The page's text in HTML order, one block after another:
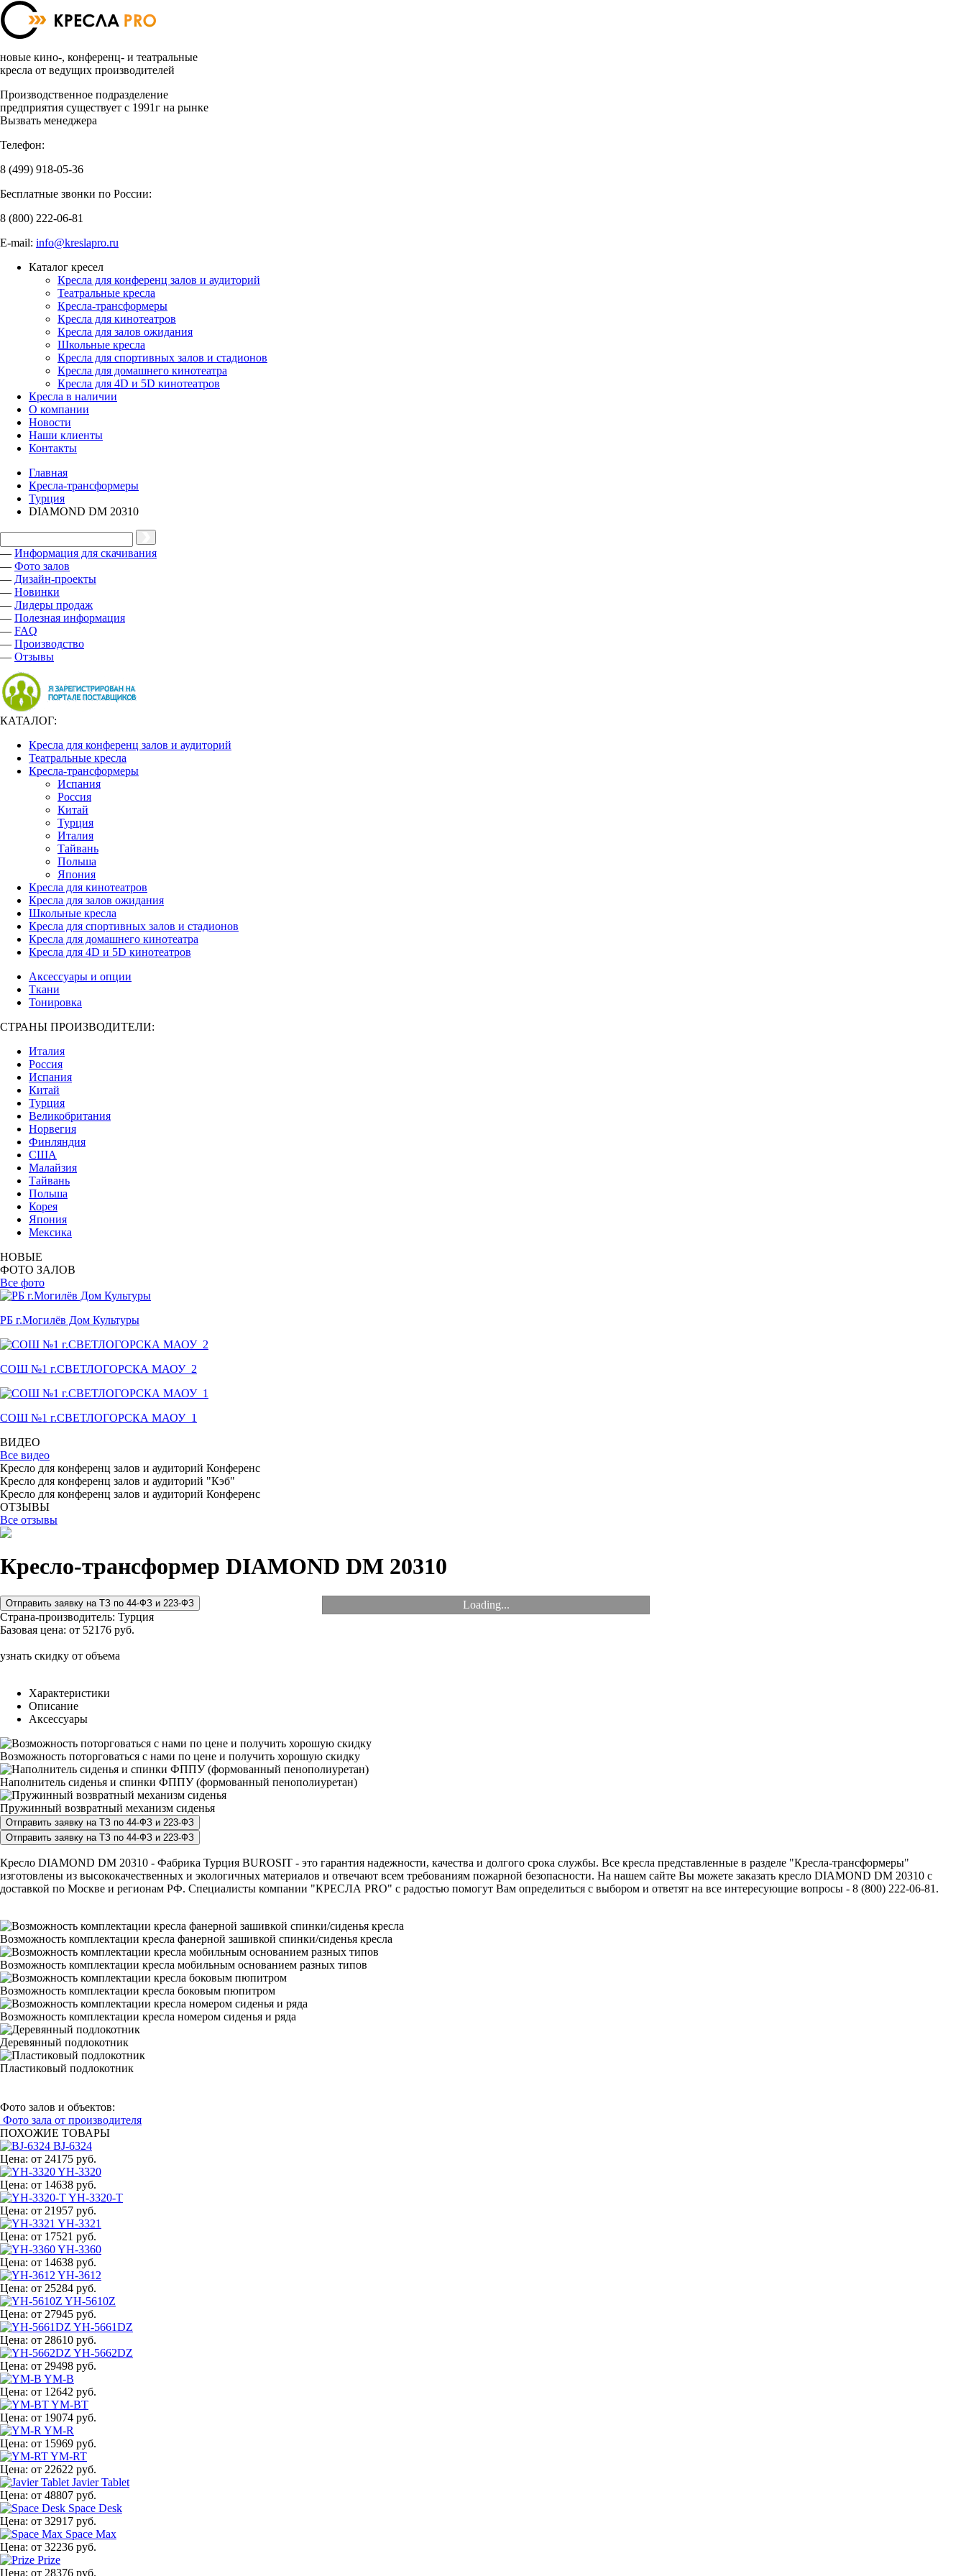
новые кино-, конференц- и театральные
кресла от ведущих производителей
Производственное подразделение
предприятия существует с 1991г на рынке
Вызвать менеджера
Телефон:
8 (499) 918-05-36
Бесплатные звонки по России:
8 (800) 222-06-81
E-mail: info@kreslapro.ru
Каталог кресел
Кресла для конференц залов и аудиторий
Театральные кресла
Кресла-трансформеры
Кресла для кинотеатров
Кресла для залов ожидания
Школьные кресла
Кресла для спортивных залов и стадионов
Кресла для домашнего кинотеатра
Кресла для 4D и 5D кинотеатров
Кресла в наличии
О компании
Новости
Наши клиенты
Контакты
Главная
Кресла-трансформеры
Турция
DIAMOND DM 20310
— Информация для скачивания
— Фото залов
— Дизайн-проекты
— Новинки
— Лидеры продаж
— Полезная информация
— FAQ
— Производство
— Отзывы
КАТАЛОГ:
Кресла для конференц залов и аудиторий
Театральные кресла
Кресла-трансформеры
Испания
Россия
Китай
Турция
Италия
Тайвань
Польша
Япония
Кресла для кинотеатров
Кресла для залов ожидания
Школьные кресла
Кресла для спортивных залов и стадионов
Кресла для домашнего кинотеатра
Кресла для 4D и 5D кинотеатров
Аксессуары и опции
Ткани
Тонировка
СТРАНЫ ПРОИЗВОДИТЕЛИ:
Италия
Россия
Испания
Китай
Турция
Великобритания
Норвегия
Финляндия
США
Малайзия
Тайвань
Польша
Корея
Япония
Мексика
НОВЫЕ
ФОТО ЗАЛОВ
Все фото
РБ г.Могилёв Дом Культуры
СОШ №1 г.СВЕТЛОГОРСКА МАОУ_2
СОШ №1 г.СВЕТЛОГОРСКА МАОУ_1
ВИДЕО
Все видео
Кресло для конференц залов и аудиторий Конференс
Кресло для конференц залов и аудиторий "Кэб"
Кресло для конференц залов и аудиторий Конференс
ОТЗЫВЫ
Все отзывы
Кресло-трансформер DIAMOND DM 20310
Loading...
Страна-производитель: Турция
Базовая цена: от 52176 руб.
узнать скидку от объема
Характеристики
Описание
Аксессуары
Возможность поторговаться с нами по цене и получить хорошую скидку
Наполнитель сиденья и спинки ФППУ (формованный пенополиуретан)
Пружинный возвратный механизм сиденья
Кресло DIAMOND DM 20310 - Фабрика Турция BUROSIT - это гарантия надежности, качества и долгого срока службы. Все кресла представленные в разделе "Кресла-трансформеры"
изготовлены из высококачественных и экологичных материалов и отвечают всем требованиям пожарной безопасности. На нашем сайте Вы можете заказать кресло DIAMOND DM 20310 с
доставкой по Москве и регионам РФ. Специалисты компании "КРЕСЛА PRO" с радостью помогут Вам определиться с выбором и ответят на все интересующие вопросы - 8 (800) 222-06-81.
Возможность комплектации кресла фанерной зашивкой спинки/сиденья кресла
Возможность комплектации кресла мобильным основанием разных типов
Возможность комплектации кресла боковым пюпитром
Возможность комплектации кресла номером сиденья и ряда
Деревянный подлокотник
Пластиковый подлокотник
Фото залов и объектов:
Фото зала от производителя
ПОХОЖИЕ ТОВАРЫ
BJ-6324
Цена: от 24175 руб.
YH-3320
Цена: от 14638 руб.
YH-3320-T
Цена: от 21957 руб.
YH-3321
Цена: от 17521 руб.
YH-3360
Цена: от 14638 руб.
YH-3612
Цена: от 25284 руб.
YH-5610Z
Цена: от 27945 руб.
YH-5661DZ
Цена: от 28610 руб.
YH-5662DZ
Цена: от 29498 руб.
YM-B
Цена: от 12642 руб.
YM-BT
Цена: от 19074 руб.
YM-R
Цена: от 15969 руб.
YM-RT
Цена: от 22622 руб.
Javier Tablet
Цена: от 48807 руб.
Space Desk
Цена: от 32917 руб.
Space Max
Цена: от 32236 руб.
Prize
Цена: от 28376 руб.